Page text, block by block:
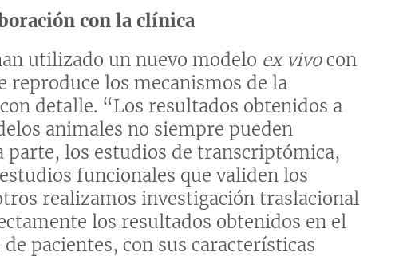
con la clínica
utilizado un nuevo modelo ex vivocon
reproduce los mecanismos de la
detalle. “Los resultados obtenidos a
animales no siempre pueden
parte, los estudios de transcriptómica,
funcionales que validen los
realizamos investigación traslacional
los resultados obtenidos en el
pacientes, con sus características